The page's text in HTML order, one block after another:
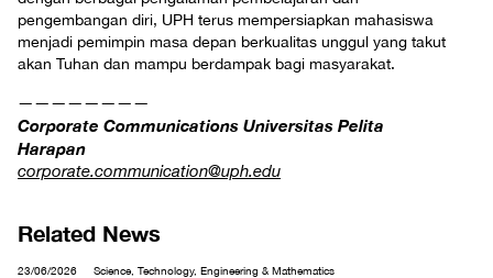
pengembangan diri, UPH terus mempersiapkan mahasiswa
menjadi pemimpin masa depan berkualitas unggul yang takut
akan Tuhan dan mampu berdampak bagi masyarakat.
————————
Corporate Communications Universitas Pelita
Harapan
corporate.communication@uph.edu
Related News
23/06/2026 Science, Technology, Engineering & Mathematics